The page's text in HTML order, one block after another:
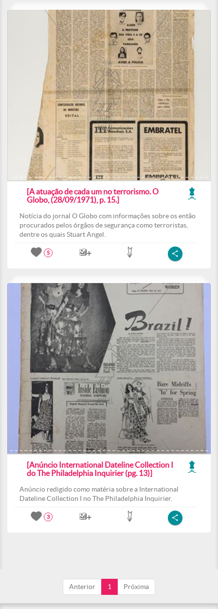
[A atuação de cada um no terrorismo. O
Globo, (28/09/1971), p. 15.]
Notícia do jornal O Globo com informações sobre os então
procurados pelos órgãos de segurança como terroristas,
dentre os quais Stuart Angel.
5
[Anúncio International Dateline Collection I
do The Philadelphia Inquirier (pg. 13)]
Anúncio redigido como matéria sobre a International
Dateline Collection I no The Philadelphia Inquirier.
3
Anterior 1 Próxima